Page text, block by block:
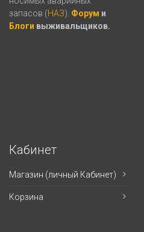
запасов (НАЗ). Форум и
Блоги выживальщиков.
Кабинет
Магазин (личный Кабинет)
Корзина